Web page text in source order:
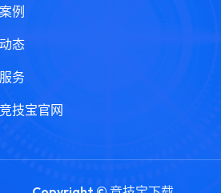
例
态
务
技宝官网